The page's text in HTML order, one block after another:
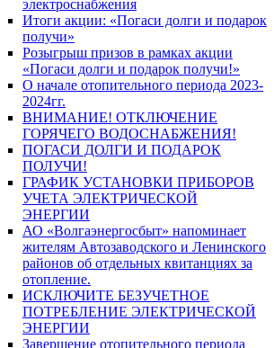
электроснабжения
Итоги акции: «Погаси долги и подарок
получи»
Розыгрыш призов в рамках акции
«Погаси долги и подарок получи!»
О начале отопительного периода 2023-
2024гг.
ВНИМАНИЕ! ОТКЛЮЧЕНИЕ
ГОРЯЧЕГО ВОДОСНАБЖЕНИЯ!
ПОГАСИ ДОЛГИ И ПОДАРОК
ПОЛУЧИ!
ГРАФИК УСТАНОВКИ ПРИБОРОВ
УЧЕТА ЭЛЕКТРИЧЕСКОЙ
ЭНЕРГИИ
АО «Волгаэнергосбыт» напоминает
жителям Автозаводского и Ленинского
районов об отдельных квитанциях за
отопление.
ИСКЛЮЧИТЕ БЕЗУЧЕТНОЕ
ПОТРЕБЛЕНИЕ ЭЛЕКТРИЧЕСКОЙ
ЭНЕРГИИ
Завершение отопительного периода